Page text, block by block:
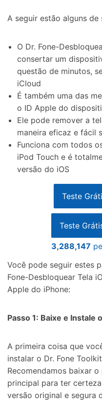
A seguir estão alguns de
O Dr. Fone-
consertar um
questão de minutos,
iCloud
É também uma das
o ID Apple do
Ele pode remover a
maneira eficaz e fácil
Funciona com todos
iPod Touch e é
versão do iOS
Teste
Teste
3,288,148
Você pode seguir estes
Fone-Desbloquear Tela
Apple do iPhone:
Passo 1: Baixe e Instale
A primeira coisa que
instalar o Dr. Fone
Recomendamos baixar
principal para ter
versão original e segura